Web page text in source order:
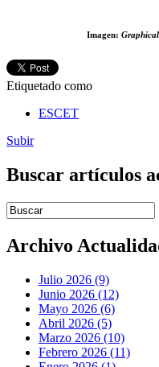
Imagen:
Etiquetado como
ESCET
Subir
Buscar artículos
Introduce términos de
Archivo
Julio 2026 (9)
Junio 2026 (12)
Mayo 2026 (6)
Abril 2026 (5)
Marzo 2026 (10)
Febrero 2026 (11)